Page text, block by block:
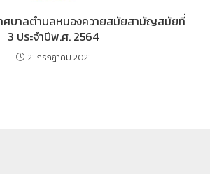
ทศบาลตำบลหนองควายสมัยสามัญสมัยที่
3 ประจำปีพ.ศ. 2564
21 กรกฎาคม 2021